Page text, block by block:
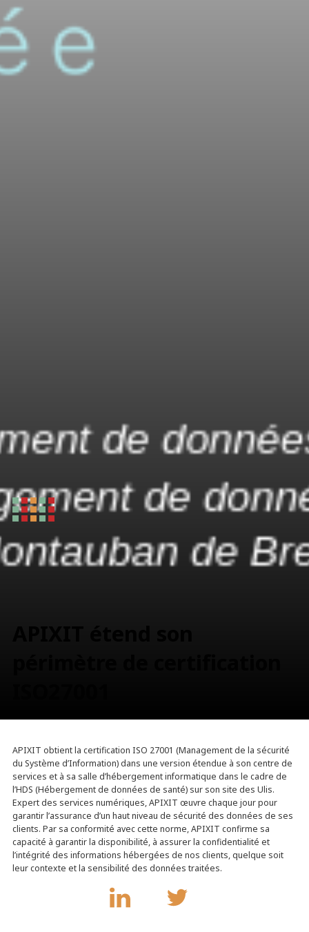
APIXIT obtient la certification ISO 27001 (Management de la sécurité
du Système d’Information) dans une version étendue à son centre de
services et à sa salle d’hébergement informatique dans le cadre de
l’HDS (Hébergement de données de santé) sur son site des Ulis.
Expert des services numériques, APIXIT œuvre chaque jour pour
garantir l’assurance d’un haut niveau de sécurité des données de ses
clients. Par sa conformité avec cette norme, APIXIT confirme sa
capacité à garantir la disponibilité, à assurer la confidentialité et
l’intégrité des informations hébergées de nos clients, quelque soit
leur contexte et la sensibilité des données traitées.